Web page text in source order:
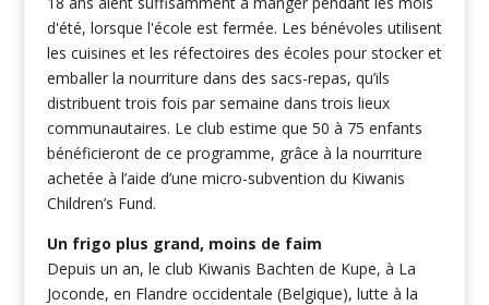
d'été, lorsque l'école est fermée. Les bénévoles utilisent
les cuisines et les réfectoires des écoles pour stocker et
emballer la nourriture dans des sacs-repas, qu’ils
distribuent trois fois par semaine dans trois lieux
communautaires. Le club estime que 50 à 75 enfants
bénéficieront de ce programme, grâce à la nourriture
achetée à l’aide d’une micro-subvention du Kiwanis
Children’s Fund.
Un frigo plus grand, moins de faim
Depuis un an, le club Kiwanis Bachten de Kupe, à La
Joconde, en Flandre occidentale (Belgique), lutte à la